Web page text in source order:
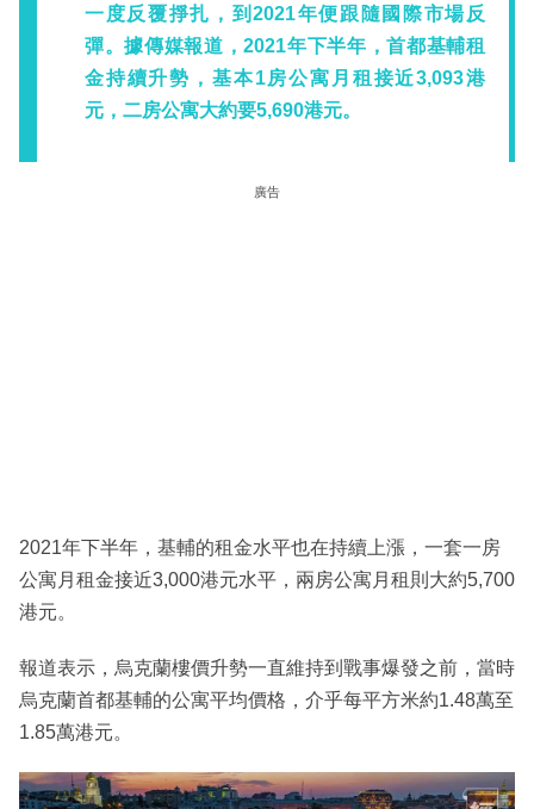
一度反覆掙扎，到2021年便跟隨國際市場反
彈。據傳媒報道，2021年下半年，首都基輔租
金持續升勢，基本1房公寓月租接近3,093港
元，二房公寓大約要5,690港元。
廣告
2021年下半年，基輔的租金水平也在持續上漲，一套一房
公寓月租金接近3,000港元水平，兩房公寓月租則大約5,700
港元。
報道表示，烏克蘭樓價升勢一直維持到戰事爆發之前，當時
烏克蘭首都基輔的公寓平均價格，介乎每平方米約1.48萬至
1.85萬港元。